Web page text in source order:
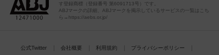
す登録商標（登録番号 第6091713号）です。
ABJマークの詳細、ABJマークを掲示しているサービスの一覧はこち
ら→https://aebs.or.jp/
公式Twitter 会社概要 利用規約 プライバシーポリシー